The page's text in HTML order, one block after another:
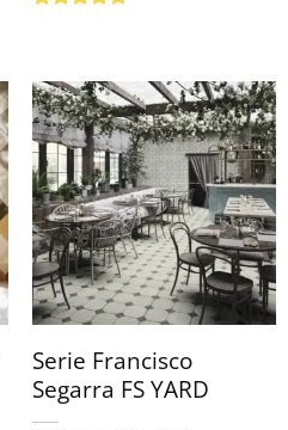
Serie Francisco
Segarra FS YARD